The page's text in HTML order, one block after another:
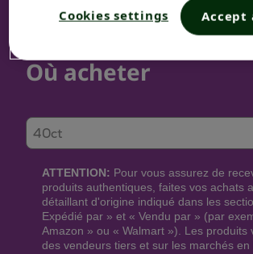
Où acheter
Formats
40ct
ATTENTION: Pour vous assurez de
produits authentiques, faites vos achats
détaillant d'origine indiqué dans les
Expédié par » et « Vendu par » (par
Amazon » ou « Walmart »). Les produits
des vendeurs tiers et sur les marchés en
Cookies settings Accept